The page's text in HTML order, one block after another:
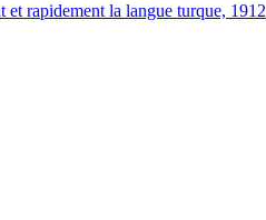
rapidement la langue turque, 1912